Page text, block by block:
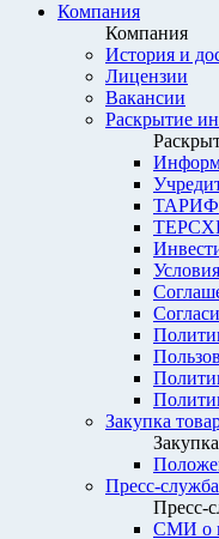
Компания
Компания
История и
Лицензии
Вакансии
Раскрытие
ТАРИФ
Закупка
Пресс-служба
Пресс-
СМИ о